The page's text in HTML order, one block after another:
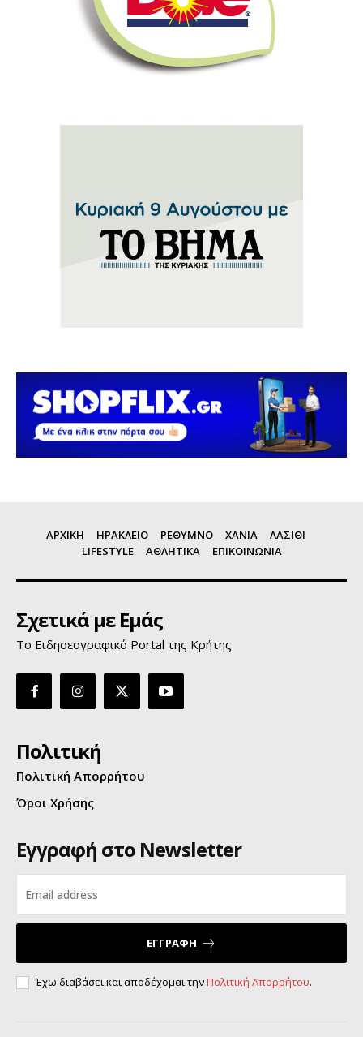
ΑΡΧΙΚΗ ΗΡΑΚΛΕΙΟ ΡΕΘΥΜΝΟ ΧΑΝΙΑ
ΛΑΣΙΘΙ
LIFESTYLE
ΑΘΛΗΤΙΚΑ ΕΠΙΚΟΙΝΩΝΙΑ
Σχετικά με Εμάς
Το Ειδησεογραφικό Portal της Κρήτης
Πολιτική
Πολιτική Απορρήτου
Όροι Χρήσης
Εγγραφή στο Newsletter
ΕΓΓΡΑΦΗ
Έχω διαβάσει και αποδέχομαι τηνΠολιτική Απορρήτου.